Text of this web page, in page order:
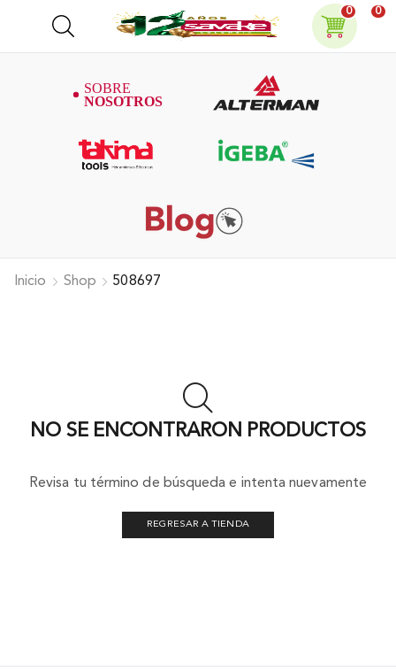
0 0
Inicio Shop 508697
NO SE ENCONTRARON PRODUCTOS
Revisa tu término de búsqueda e intenta nuevamente
REGRESAR A TIENDA